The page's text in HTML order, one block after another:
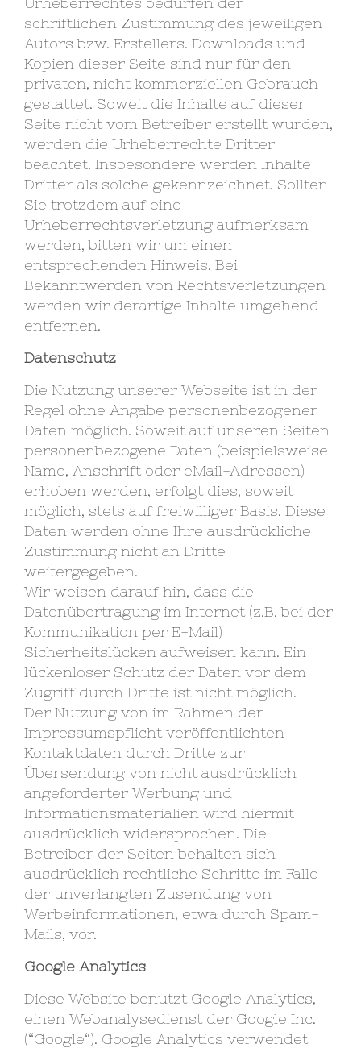
schriftlichen Zustimmung des jeweiligen
Autors bzw. Erstellers. Downloads und
Kopien dieser Seite sind nur für den
privaten, nicht kommerziellen Gebrauch
gestattet. Soweit die Inhalte auf dieser
Seite nicht vom Betreiber erstellt wurden,
werden die Urheberrechte Dritter
beachtet. Insbesondere werden Inhalte
Dritter als solche gekennzeichnet. Sollten
Sie trotzdem auf eine
Urheberrechtsverletzung aufmerksam
werden, bitten wir um einen
entsprechenden Hinweis. Bei
Bekanntwerden von Rechtsverletzungen
werden wir derartige Inhalte umgehend
entfernen.
Datenschutz
Die Nutzung unserer Webseite ist in der
Regel ohne Angabe personenbezogener
Daten möglich. Soweit auf unseren Seiten
personenbezogene Daten (beispielsweise
Name, Anschrift oder eMail-Adressen)
erhoben werden, erfolgt dies, soweit
möglich, stets auf freiwilliger Basis. Diese
Daten werden ohne Ihre ausdrückliche
Zustimmung nicht an Dritte
weitergegeben.
Wir weisen darauf hin, dass die
Datenübertragung im Internet (z.B. bei der
Kommunikation per E-Mail)
Sicherheitslücken aufweisen kann. Ein
lückenloser Schutz der Daten vor dem
Zugriff durch Dritte ist nicht möglich.
Der Nutzung von im Rahmen der
Impressumspflicht veröffentlichten
Kontaktdaten durch Dritte zur
Übersendung von nicht ausdrücklich
angeforderter Werbung und
Informationsmaterialien wird hiermit
ausdrücklich widersprochen. Die
Betreiber der Seiten behalten sich
ausdrücklich rechtliche Schritte im Falle
der unverlangten Zusendung von
Werbeinformationen, etwa durch Spam-
Mails, vor.
Google Analytics
Diese Website benutzt Google Analytics,
einen Webanalysedienst der Google Inc.
(“Google“). Google Analytics verwendet